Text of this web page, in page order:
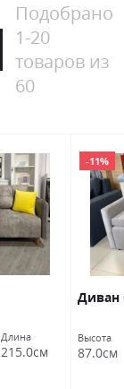
Подобрано
1-20
товаров из
60
Длина
215.0см
-11%
Диван
Высота
87.0см